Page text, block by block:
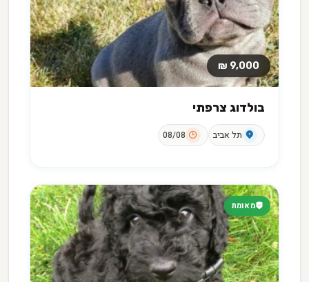
9,000 ₪
בולדוג צרפתי
תל אביב 08/08
מאומת